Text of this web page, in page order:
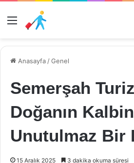
Menü
Anasayfa /Genel
Semerşah
Doğanın
Unutulmaz Bir
15 Aralık 2025 3 dakika okuma süresi